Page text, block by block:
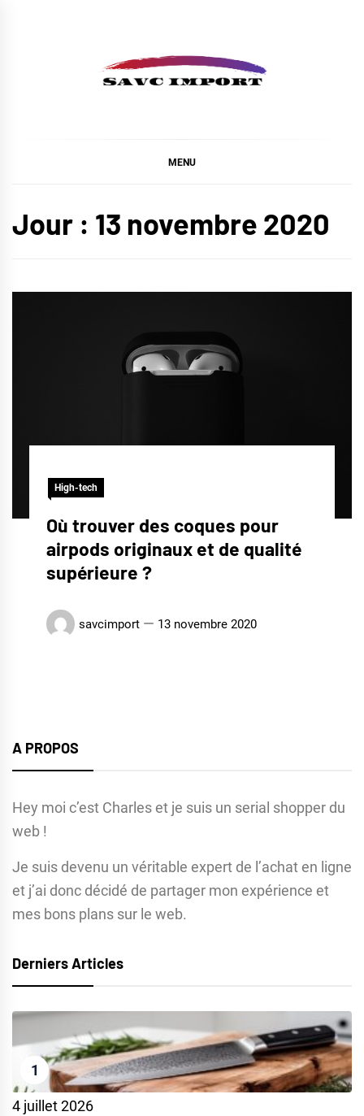
MENU
Jour : 13 novembre 2020
High-tech
Où trouver des coques pour
airpods originaux et de qualité
supérieure ?
savcimport 13 novembre 2020
A PROPOS
Hey moi c’est Charles et je suis un serial shopper du
web !
Je suis devenu un véritable expert de l’achat en ligne
et j’ai donc décidé de partager mon expérience et
mes bons plans sur le web.
Derniers Articles
1
4 juillet 2026